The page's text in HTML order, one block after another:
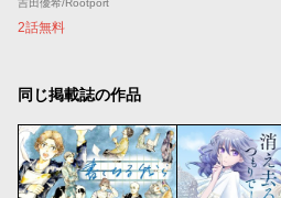
2話無料
同じ掲載誌の作品